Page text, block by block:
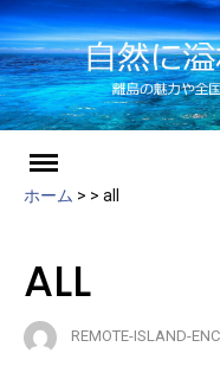
ホーム > > all
ALL
REMOTE-ISLAND-